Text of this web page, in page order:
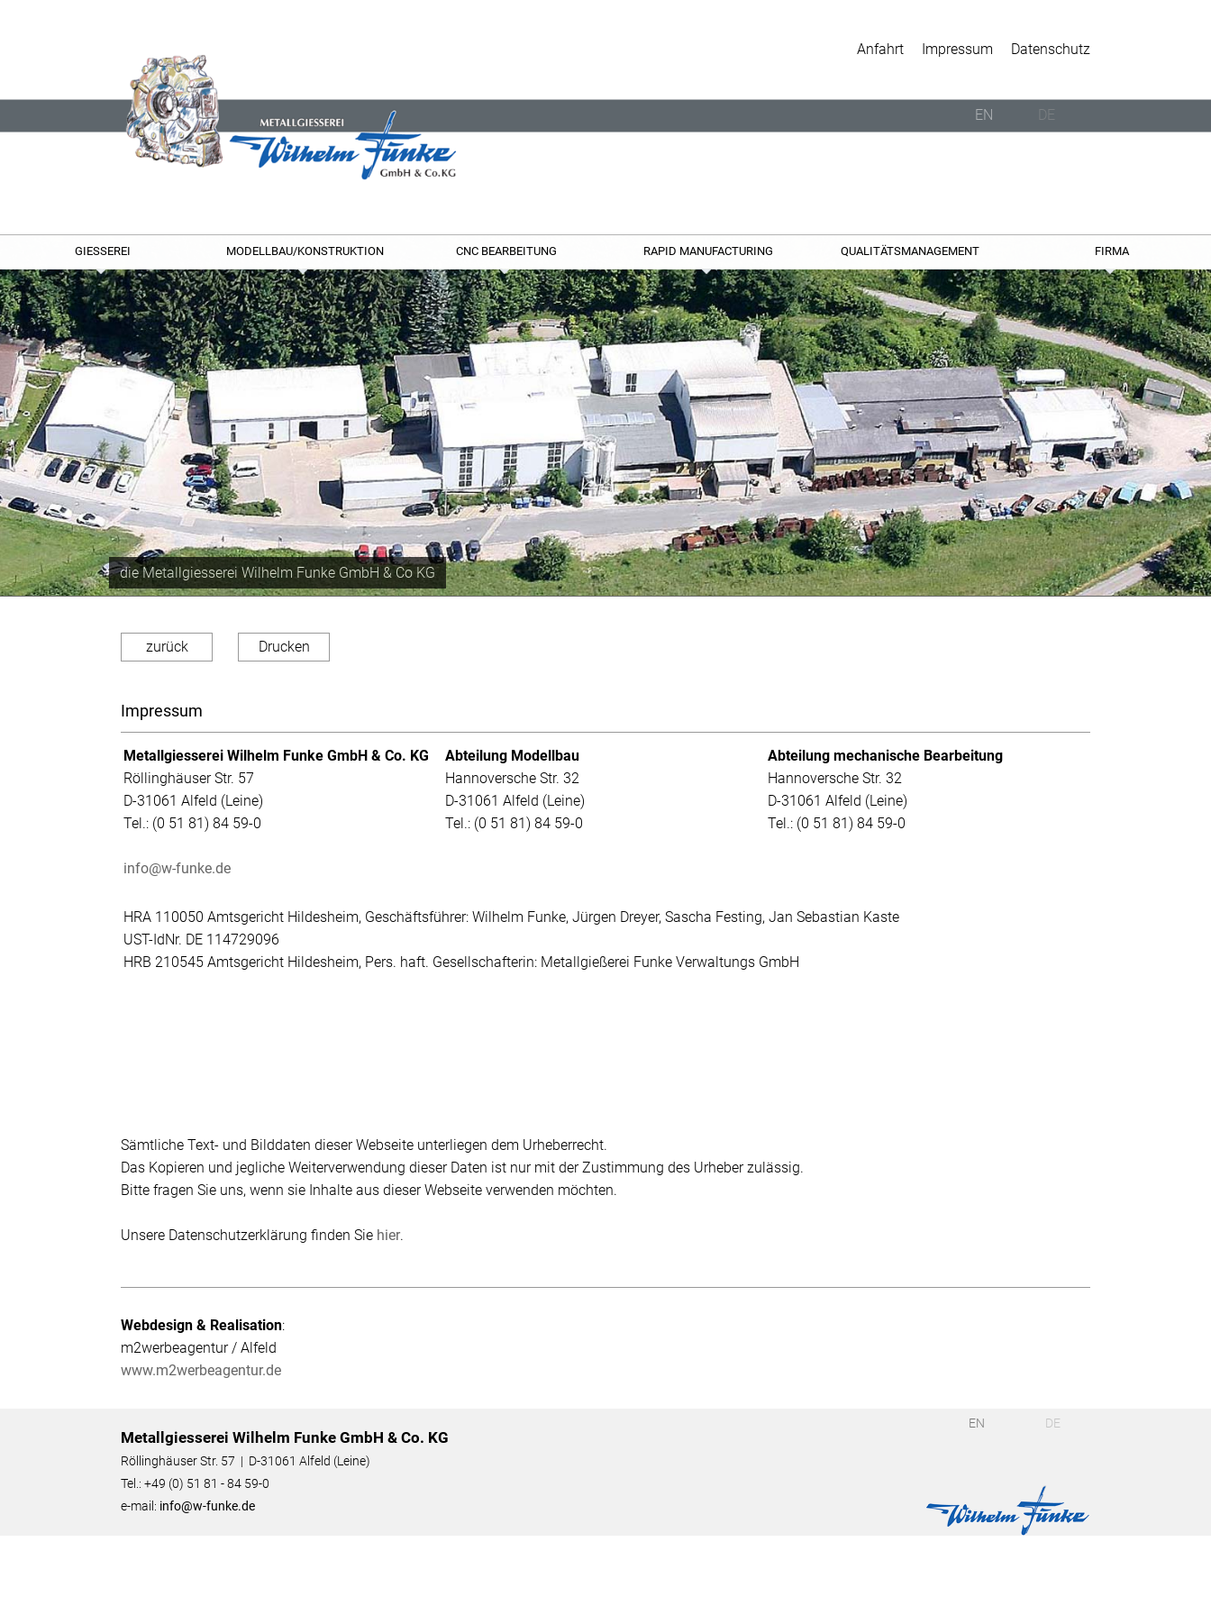
Anfahrt Impressum Datenschutz
EN DE
GIESSEREI MODELLBAU/KONSTRUKTION CNC BEARBEITUNG RAPID MANUFACTURING QUALITÄTSMANAGEMENT FIRMA
Produktionskapazität von ca. 350 Tonnen im Jahr
zurück Drucken
Impressum
MetallgiessereiWilhelm Funke GmbH & Co. KG
Röllinghäuser Str. 57
D-31061 Alfeld (Leine)
Tel.: (0 51 81) 84 59-0
info@w-funke.de
Abteilung Modellbau
Hannoversche Str. 32
D-31061 Alfeld (Leine)
Tel.: (0 51 81) 84 59-0
Abteilung mechanische Bearbeitung
Hannoversche Str. 32
D-31061 Alfeld (Leine)
Tel.: (0 51 81) 84 59-0
HRA 110050 Amtsgericht Hildesheim, Geschäftsführer: Wilhelm Funke, Jürgen Dreyer, Sascha Festing, Jan Sebastian Kaste
UST-IdNr. DE 114729096
HRB 210545 Amtsgericht Hildesheim, Pers. haft. Gesellschafterin: Metallgießerei Funke Verwaltungs GmbH
Sämtliche Text- und Bilddaten dieser Webseite unterliegen dem Urheberrecht.
Das Kopieren und jegliche Weiterverwendung dieser Daten ist nur mit der Zustimmung des Urheber zulässig.
Bitte fragen Sie uns, wenn sie Inhalte aus dieser Webseite verwenden möchten.
Unsere Datenschutzerklärung finden Sie hier.
Webdesign & Realisation:
m2werbeagentur / Alfeld
www.m2werbeagentur.de
EN DE
Metallgiesserei Wilhelm Funke GmbH & Co. KG
Röllinghäuser Str. 57 | D-31061 Alfeld (Leine)
Tel.: +49 (0) 51 81 - 84 59-0
e-mail: info@w-funke.de